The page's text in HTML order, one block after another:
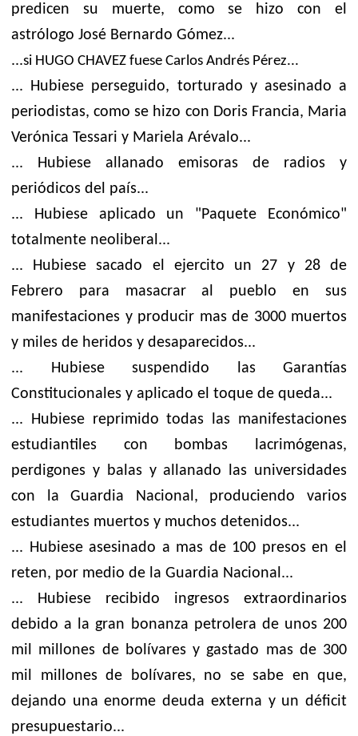
predicen su muerte, como se hizo con el
astrólogo José Bernardo Gómez...
...si HUGO CHAVEZ fuese Carlos Andrés Pérez...
... Hubiese perseguido, torturado y asesinado a
periodistas, como se hizo con Doris Francia, Maria
Verónica Tessari y Mariela Arévalo...
... Hubiese allanado emisoras de radios y
periódicos del país...
... Hubiese aplicado un "Paquete Económico"
totalmente neoliberal...
... Hubiese sacado el ejercito un 27 y 28 de
Febrero para masacrar al pueblo en sus
manifestaciones y producir mas de 3000 muertos
y miles de heridos y desaparecidos...
... Hubiese suspendido las Garantías
Constitucionales y aplicado el toque de queda...
... Hubiese reprimido todas las manifestaciones
estudiantiles con bombas lacrimógenas,
perdigones y balas y allanado las universidades
con la Guardia Nacional, produciendo varios
estudiantes muertos y muchos detenidos...
... Hubiese asesinado a mas de 100 presos en el
reten, por medio de la Guardia Nacional...
... Hubiese recibido ingresos extraordinarios
debido a la gran bonanza petrolera de unos 200
mil millones de bolívares y gastado mas de 300
mil millones de bolívares, no se sabe en que,
dejando una enorme deuda externa y un déficit
presupuestario...